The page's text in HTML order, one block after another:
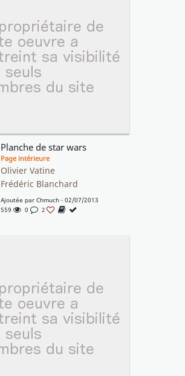
Planche de star wars
Page intérieure
Olivier Vatine
Frédéric Blanchard
Ajoutée par Chmuch - 02/07/2013
559
0 2